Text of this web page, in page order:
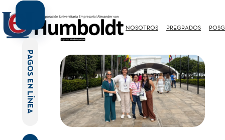
NOSOTROS PREGRADOS
PAGOS EN LÍNEA